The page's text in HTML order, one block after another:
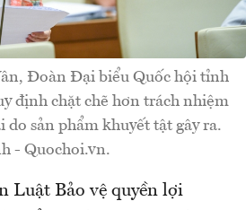
Đoàn Đại biểu Quốc hội tỉnh
định chặt chẽ hơn trách nhiệm
do sản phẩm khuyết tật gây ra.
- Quochoi.vn.
Luật Bảo vệ quyền lợi